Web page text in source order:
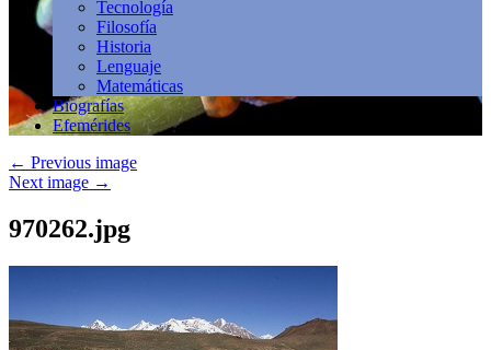
Tecnología
Filosofía
Historia
Lenguaje
Matemáticas
Biografías
Efemérides
← Previous image
Next image →
970262.jpg